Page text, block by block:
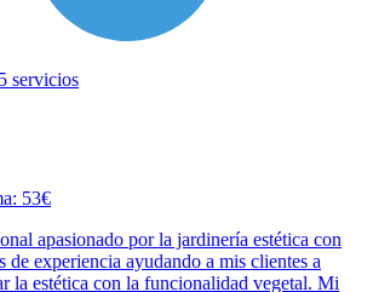
5 servicios
53€
apasionado por la jardinería estética con
de experiencia ayudando a mis clientes a
la estética con la funcionalidad vegetal. Mi